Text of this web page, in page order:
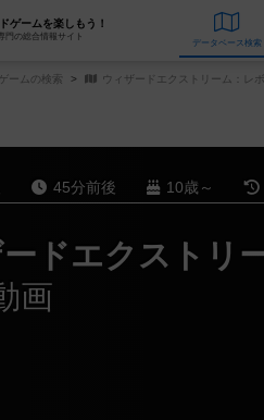
ゲームを楽しもう！
門の総合情報サイト
データ
ームの検索 ウィザードエクストリーム：レ
45分前後 10歳～
ドエクストリ
画